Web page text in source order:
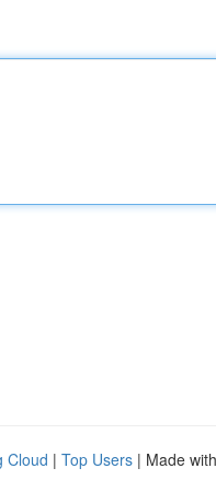
Cloud | Top Users | Made with